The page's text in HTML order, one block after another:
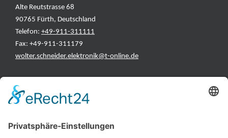
Alte Reutstrasse 68
90765 Fürth, Deutschland
Telefon: +49-911-311111
Fax: +49-911-311179
wolter.schneider.elektronik@t-online.de
INFORMATIONEN